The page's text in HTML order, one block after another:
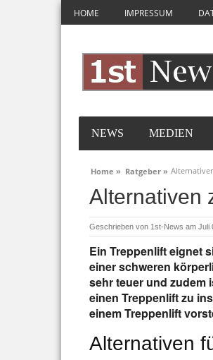
HOME IMPRESSUM
NEWS MEDIEN
Home » Ratgeber »
Alternativen
Geschrieben von 1st-News am Juli
Ein Treppenlift eignet
einer schweren
sehr teuer und zudem
einen Treppenlift zu
einem Treppenlift
Alternativen